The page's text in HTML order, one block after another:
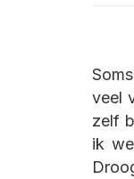
veel
zelf
ik